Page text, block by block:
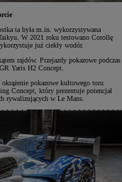
ta była m.in. wykorzystywana
W 2021 roku testowano Corollę
już ciekły wodór.
rajdów. Przejazdy pokazowe podczas
Yaris H2 Concept.
pokazowe kultowego toru
Concept, który prezentuje potencjał
rywalizujących w Le Mans.